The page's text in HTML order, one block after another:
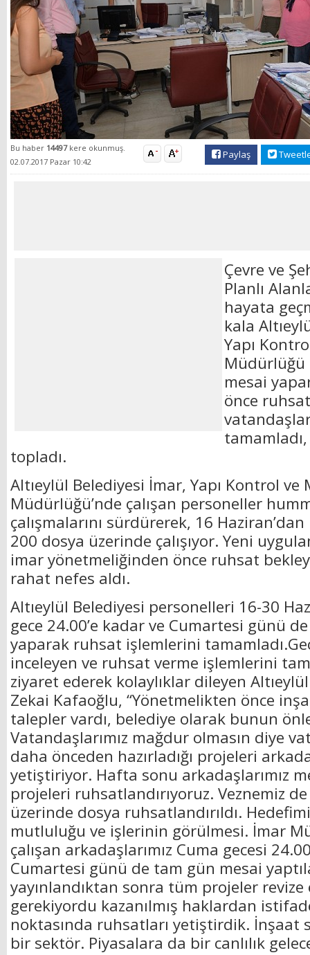
Bu haber 14497 kere okunmuş.
02.07.2017 Pazar 10:42
Paylaş
Çevre ve
Planlı
hayata
kala
Yapı
mesai
önce
topladı.
Altıeylül Belediyesi İmar, Yapı Kontrol ve
Müdürlüğü’nde çalışan personeller
çalışmalarını sürdürerek, 16
200 dosya üzerinde çalışıyor. Yeni
imar yönetmeliğinden önce ruhsat
rahat nefes aldı.
Altıeylül Belediyesi personelleri 16-30
gece 24.00’e kadar ve Cumartesi günü
yaparak ruhsat işlemlerini
inceleyen ve ruhsat verme işlemlerini
ziyaret ederek kolaylıklar dileyen
Zekai Kafaoğlu, “Yönetmelikten önce
talepler vardı, belediye olarak bunun
Vatandaşlarımız mağdur olmasın diye
daha önceden hazırladığı projeleri
yetiştiriyor. Hafta sonu arkadaşlarımız
projeleri ruhsatlandırıyoruz. Veznemiz de
üzerinde dosya ruhsatlandırıldı.
mutluluğu ve işlerinin görülmesi. İmar
çalışan arkadaşlarımız Cuma gecesi
Cumartesi günü de tam gün mesai
yayınlandıktan sonra tüm projeler revize
gerekiyordu kazanılmış haklardan
noktasında ruhsatları yetiştirdik.
bir sektör. Piyasalara da bir canlılık